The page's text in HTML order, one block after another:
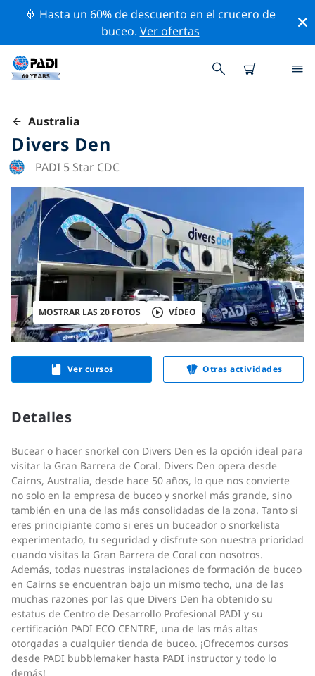
🚢 Hasta un 60% de descuento en el crucero de
buceo. Ver ofertas
Australia
Divers Den
PADI 5 Star CDC
MOSTRAR LAS 20 FOTOS VÍDEO
Ver cursos Otras actividades
Detalles
Bucear o hacer snorkel con Divers Den es la opción ideal para
visitar la Gran Barrera de Coral. Divers Den opera desde
Cairns, Australia, desde hace 50 años, lo que nos convierte
no solo en la empresa de buceo y snorkel más grande, sino
también en una de las más consolidadas de la zona. Tanto si
eres principiante como si eres un buceador o snorkelista
experimentado, tu seguridad y disfrute son nuestra prioridad
cuando visitas la Gran Barrera de Coral con nosotros.
Además, todas nuestras instalaciones de formación de buceo
en Cairns se encuentran bajo un mismo techo, una de las
muchas razones por las que Divers Den ha obtenido su
estatus de Centro de Desarrollo Profesional PADI y su
certificación PADI ECO CENTRE, una de las más altas
otorgadas a cualquier tienda de buceo. ¡Ofrecemos cursos
desde PADI bubblemaker hasta PADI instructor y todo lo
demás!